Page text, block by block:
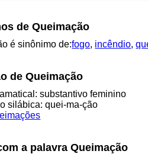
de Queimação
é sinônimo de:fogo, incêndio,
de Queimação
substantivo feminino
silábica: quei-ma-ção
a palavra Queimação